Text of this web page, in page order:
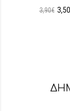
3,90€